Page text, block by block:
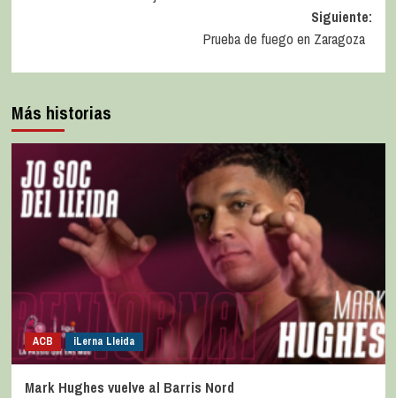
Siguiente:
Prueba de fuego en Zaragoza
Más historias
ACB iLerna Lleida
Mark Hughes vuelve al Barris Nord